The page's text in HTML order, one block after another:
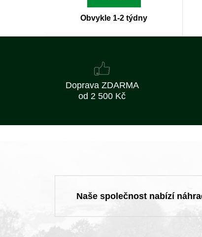
Obvykle 1-2 týdny
Doprava ZDARMA
od 2 500 Kč
Naše společnost nabízí